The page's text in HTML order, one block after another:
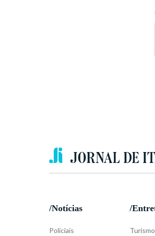
/Notícias
Policiais
/
Turismo